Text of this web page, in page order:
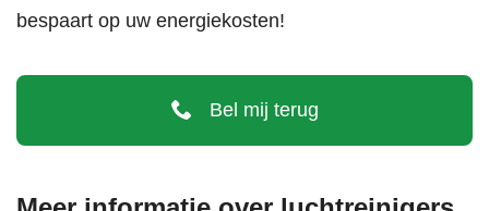
bespaart op uw energiekosten!
Bel mij terug